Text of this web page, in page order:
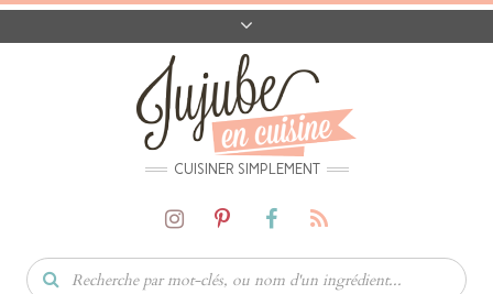
CONTACT
CODES PROMO
MATÉRIEL
CUISINER SIMPLEMENT